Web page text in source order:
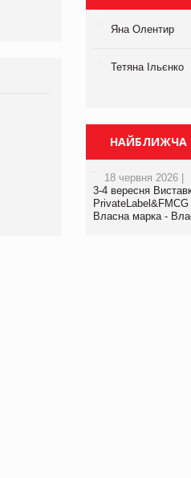
Брагина Людмила
Просування компанії на
www.trademaster.ua.
правила. Особливості.
Яна Олентир
Тетяна Ільєнко
НАЙБЛИЖЧА
18 червня 2026 |
3-4 вересня
Власна марка -